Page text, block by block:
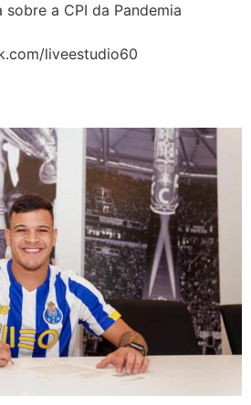
a CPI da Pandemia
liveestudio60